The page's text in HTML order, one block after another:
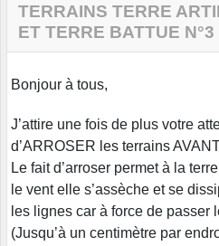
TERRAINS TERRE
ET TERRE BATTUE N°3
Bonjour à tous,
J’attire une fois de plus votre
d’ARROSER les terrains
Le fait d’arroser permet à la
le vent elle s’assèche et se
les lignes car à force de passer
(Jusqu’à un centimètre par